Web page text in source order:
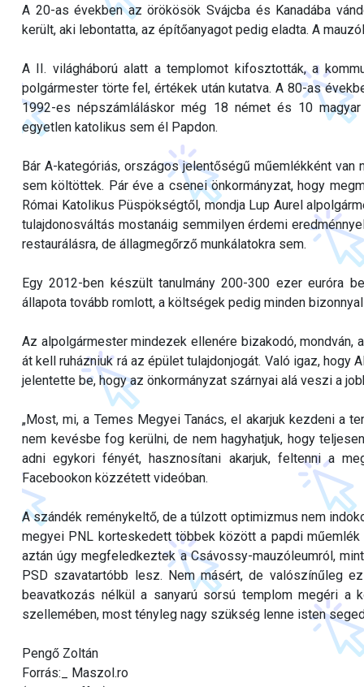
A 20-as években az örökösök Svájcba és Kanadába
került, aki lebontatta, az építőanyagot pedig eladta. A
A II. világháború alatt a templomot kifosztották, a
polgármester törte fel, értékek után kutatva. A 80-as
1992-es népszámláláskor még 18 német és 10
egyetlen katolikus sem él Papdon.
Bár A-kategóriás, országos jelentőségű műemlékként
sem költöttek. Pár éve a csenei önkormányzat, hogy
Római Katolikus Püspökségtől, mondja Lup Aurel
tulajdonosváltás mostanáig semmilyen érdemi
restaurálásra, de állagmegőrző munkálatokra sem.
Egy 2012-ben készült tanulmány 200-300 ezer euróra
állapota tovább romlott, a költségek pedig minden
Az alpolgármester mindezek ellenére bizakodó,
át kell ruházniuk rá az épület tulajdonjogát. Való igaz,
jelentette be, hogy az önkormányzat szárnyai alá veszi a
„Most, mi, a Temes Megyei Tanács, el akarjuk kezdeni a
nem kevésbe fog kerülni, de nem hagyhatjuk, hogy
adni egykori fényét, hasznosítani akarjuk, feltenni a
Facebookon közzétett videóban.
A szándék reménykeltő, de a túlzott optimizmus nem
megyei PNL korteskedett többek között a papdi
aztán úgy megfeledkeztek a Csávossy-mauzóleumról,
PSD szavatartóbb lesz. Nem másért, de valószínűleg
beavatkozás nélkül a sanyarú sorsú templom megéri a
szellemében, most tényleg nagy szükség lenne isten
Pengő Zoltán
Forrás:_ Maszol.ro